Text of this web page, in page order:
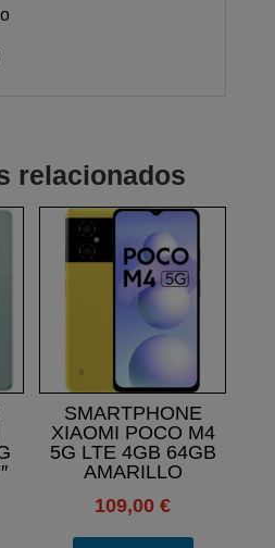
relacionados
SMARTPHONE
XIAOMI POCO M4
5G LTE 4GB 64GB
AMARILLO
109,00€